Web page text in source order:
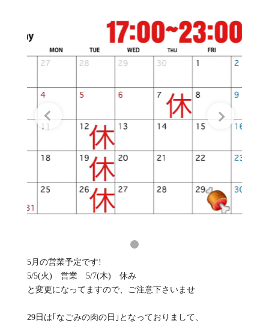
5月の営業予定です!
5/5(火) 営業 5/7(木) 休み
と変更になってますので、ご注意下さいませ
29日は｢なごみの肉の日｣となっておりまして、